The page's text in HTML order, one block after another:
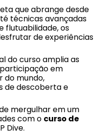
que abrange desde
técnicas avançadas
flutuabilidade, os
de experiências
do curso amplia as
em
do mundo,
de descoberta e
mergulhar em um
com o curso de
Dive.